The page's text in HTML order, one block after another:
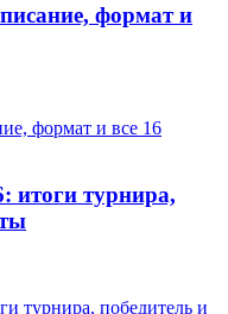
формат и
итоги турнира,